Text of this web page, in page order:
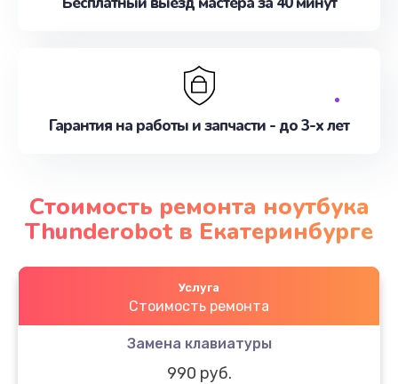
Гарантия на работы и запчасти - до 3-х лет
Стоимость ремонта ноутбука
Thunderobot в Екатеринбурге
Услуга
Стоимость ремонта
Замена клавиатуры
990 руб.